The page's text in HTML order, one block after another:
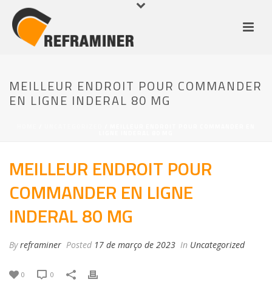
MEILLEUR ENDROIT POUR COMMANDER
EN LIGNE INDERAL 80 MG
MEILLEUR ENDROIT POUR
COMMANDER EN LIGNE
INDERAL 80 MG
Byreframiner Posted 17 de março de 2023 In Uncategorized
0 0